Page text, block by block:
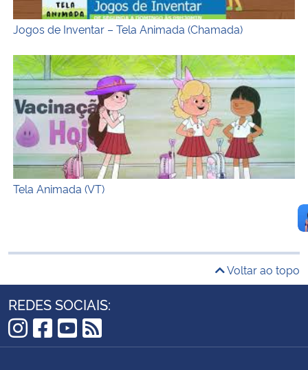
Jogos de Inventar – Tela Animada (Chamada)
Tela Animada (VT)
Tela Animada (VT)
Voltar ao topo
REDES SOCIAIS:
Instagram
Facebook
YouTube
RSS